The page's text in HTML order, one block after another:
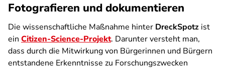
Fotografieren und dokumentieren
Die wissenschaftliche Maßnahme hinter DreckSpotz ist
ein Citizen-Science-Projekt. Darunter versteht man,
dass durch die Mitwirkung von Bürgerinnen und Bürgern
entstandene Erkenntnisse zu Forschungszwecken